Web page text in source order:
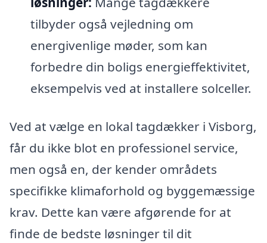
tilbyder også vejledning om
energivenlige møder, som kan
forbedre din boligs energieffektivitet,
eksempelvis ved at installere solceller.
Ved at vælge en lokal tagdækker i Visborg,
får du ikke blot en professionel service,
men også en, der kender områdets
specifikke klimaforhold og byggemæssige
krav. Dette kan være afgørende for at
finde de bedste løsninger til dit